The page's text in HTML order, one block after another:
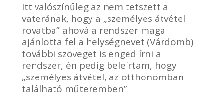
Itt valószínűleg az nem tetszett a
vaterának, hogy a „személyes átvétel
rovatba” ahová a rendszer maga
ajánlotta fel a helységnevet (Várdomb)
további szöveget is enged írni a
rendszer, én pedig beleírtam, hogy
„személyes átvétel, az otthonomban
található műteremben”